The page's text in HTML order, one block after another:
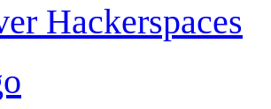
Hackerspaces